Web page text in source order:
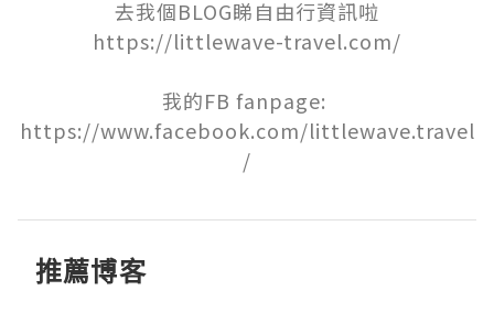
去我個BLOG睇自由行資訊啦
https://littlewave-travel.com/
我的FB fanpage:
https://www.facebook.com/littlewave.travel
/
推薦博客